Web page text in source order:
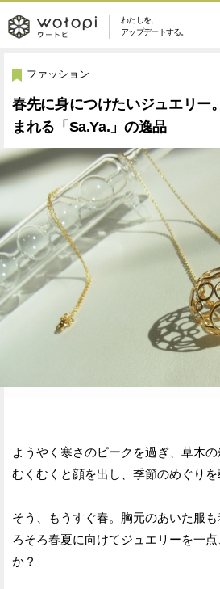
わたしを、
アップデートする。
wotopi
-
ウ
ー
ト
ピ
メ
ニ
ュ
ー
恋愛・結婚
美容・コスメ
健康
ライフスタイル
ソーシャル
アイテム
ウートピとは？
Facebook
シ
ア
す
ファッション
春先に身につけたいジュエリー
まれる「Sa.Ya.」の逸品
ようやく寒さのピークを過ぎ、草木の
むくむくと顔を出し、季節のめぐりを
そう、もうすぐ春。胸元のあいた服
ろそろ春夏に向けてジュエリーを一
か？